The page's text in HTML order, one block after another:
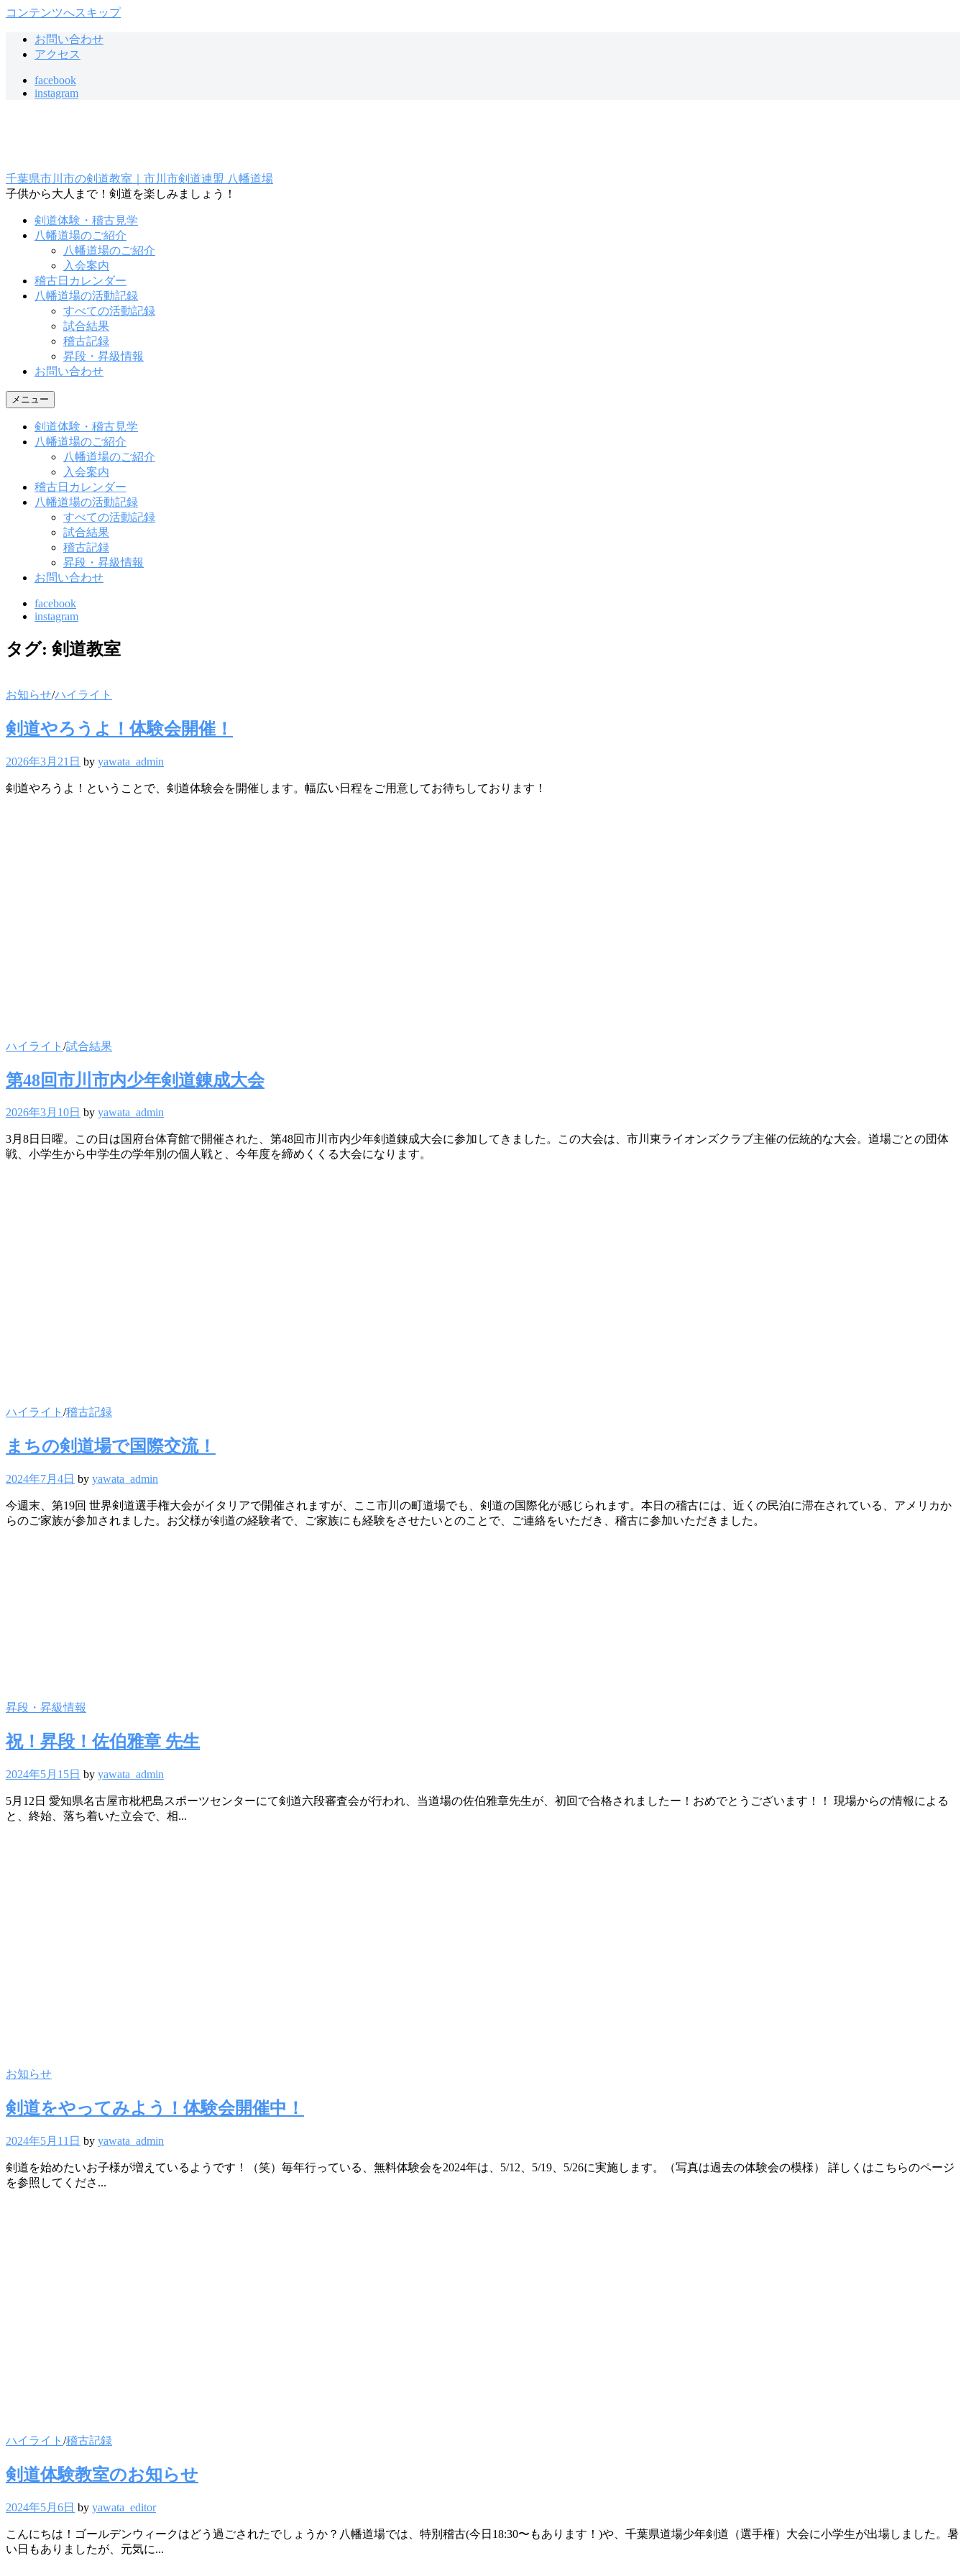
コンテンツへスキップ
お問い合わせ
アクセス
facebook
instagram
千葉県市川市の剣道教室｜市川市剣道連盟 八幡道場
子供から大人まで！剣道を楽しみましょう！
剣道体験・稽古見学
八幡道場のご紹介
八幡道場のご紹介
入会案内
稽古日カレンダー
八幡道場の活動記録
すべての活動記録
試合結果
稽古記録
昇段・昇級情報
お問い合わせ
メニュー
剣道体験・稽古見学
八幡道場のご紹介
八幡道場のご紹介
入会案内
稽古日カレンダー
八幡道場の活動記録
すべての活動記録
試合結果
稽古記録
昇段・昇級情報
お問い合わせ
facebook
instagram
タグ: 剣道教室
お知らせ/ハイライト
剣道やろうよ！体験会開催！
2026年3月21日 by yawata_admin
剣道やろうよ！ということで、剣道体験会を開催します。幅広い日程をご用意してお待ちしております！
ハイライト /試合結果
第48回市川市内少年剣道錬成大会
2026年3月10日 by yawata_admin
3月8日日曜。この日は国府台体育館で開催された、第48回市川市内少年剣道錬成大会に参加してきました。この大会は、市川東ライオンズクラブ主催の伝統的な大会。道場ごとの団体
戦、小学生から中学生の学年別の個人戦と、今年度を締めくくる大会になります。
ハイライト /稽古記録
まちの剣道場で国際交流！
2024年7月4日 by yawata_admin
今週末、第19回 世界剣道選手権大会がイタリアで開催されますが、ここ市川の町道場でも、剣道の国際化が感じられます。本日の稽古には、近くの民泊に滞在されている、アメリカか
らのご家族が参加されました。お父様が剣道の経験者で、ご家族にも経験をさせたいとのことで、ご連絡をいただき、稽古に参加いただきました。
昇段・昇級情報
祝！昇段！佐伯雅章 先生
2024年5月15日 by yawata_admin
5月12日 愛知県名古屋市枇杷島スポーツセンターにて剣道六段審査会が行われ、当道場の佐伯雅章先生が、初回で合格されましたー！おめでとうございます！！ 現場からの情報による
と、終始、落ち着いた立会で、相...
お知らせ
剣道をやってみよう！体験会開催中！
2024年5月11日 by yawata_admin
剣道を始めたいお子様が増えているようです！（笑）毎年行っている、無料体験会を2024年は、5/12、5/19、5/26に実施します。（写真は過去の体験会の模様） 詳しくはこちらのページ
を参照してくださ...
ハイライト /稽古記録
剣道体験教室のお知らせ
2024年5月6日 by yawata_editor
こんにちは！ゴールデンウィークはどう過ごされたでしょうか？八幡道場では、特別稽古(今日18:30〜もあります！)や、千葉県道場少年剣道（選手権）大会に小学生が出場しました。暑
い日もありましたが、元気に...